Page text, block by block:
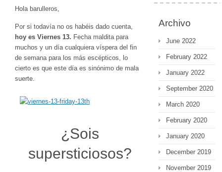
Hola barulleros,
Por si todavía no os habéis dado cuenta,
hoy es Viernes 13. Fecha maldita para
muchos y un día cualquiera víspera del fin
de semana para los más escépticos, lo
cierto es que este día es sinónimo de mala
suerte.
¿Sois
supersticiosos?
Archivo
June 2022
February 2022
January 2022
September 2020
March 2020
February 2020
January 2020
December 2019
November 2019